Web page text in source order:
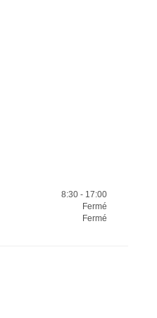
8:30 - 17:00
Fermé
Fermé